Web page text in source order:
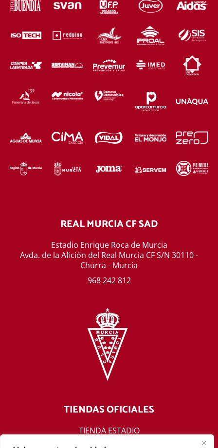
REAL MURCIA CF SAD
Estadio Enrique Roca de Murcia
Avda. de la Afición del Real Murcia CF S/N 30110 -
Churra - Murcia
968 242 812
TIENDAS OFICIALES
TIENDA ESTADIO